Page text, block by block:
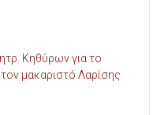
Κηθύρων για το
τον μακαριστό Λαρίσης